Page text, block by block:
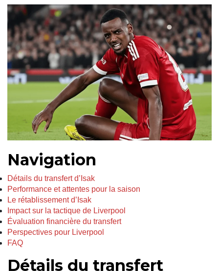
Navigation
Détails du transfert d’Isak
Performance et attentes pour la saison
Le rétablissement d’Isak
Impact sur la tactique de Liverpool
Évaluation financière du transfert
Perspectives pour Liverpool
FAQ
Détails du transfert